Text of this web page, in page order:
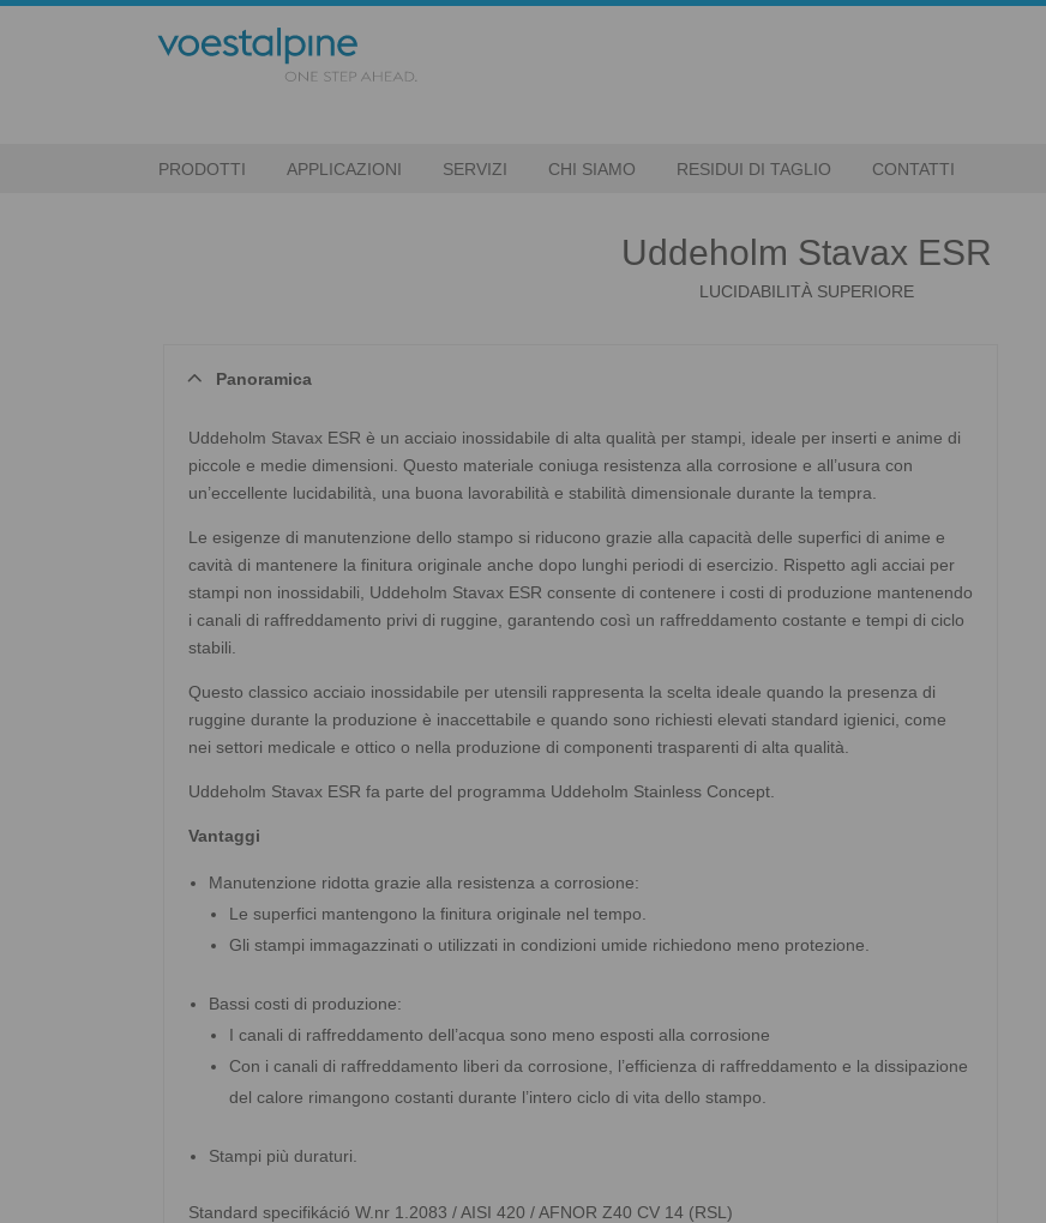
PRODOTTI APPLICAZIONI SERVIZI CHI SIAMO RESIDUI DI TAGLIO CONTATTI
Uddeholm Stavax ESR
LUCIDABILITÀ SUPERIORE
Panoramica
Uddeholm Stavax ESR è un acciaio inossidabile di alta qualità per stampi, ideale per inserti e anime di
piccole e medie dimensioni. Questo materiale coniuga resistenza alla corrosione e all’usura con
un’eccellente lucidabilità, una buona lavorabilità e stabilità dimensionale durante la tempra.
Le esigenze di manutenzione dello stampo si riducono grazie alla capacità delle superfici di anime e
cavità di mantenere la finitura originale anche dopo lunghi periodi di esercizio. Rispetto agli acciai per
stampi non inossidabili, Uddeholm Stavax ESR consente di contenere i costi di produzione mantenendo
i canali di raffreddamento privi di ruggine, garantendo così un raffreddamento costante e tempi di ciclo
stabili.
Questo classico acciaio inossidabile per utensili rappresenta la scelta ideale quando la presenza di
ruggine durante la produzione è inaccettabile e quando sono richiesti elevati standard igienici, come
nei settori medicale e ottico o nella produzione di componenti trasparenti di alta qualità.
Uddeholm Stavax ESR fa parte del programma Uddeholm Stainless Concept.
Vantaggi
Manutenzione ridotta grazie alla resistenza a corrosione:
Le superfici mantengono la finitura originale nel tempo.
Gli stampi immagazzinati o utilizzati in condizioni umide richiedono meno protezione.
Bassi costi di produzione:
I canali di raffreddamento dell’acqua sono meno esposti alla corrosione
Con i canali di raffreddamento liberi da corrosione, l’efficienza di raffreddamento e la dissipazione
del calore rimangono costanti durante l’intero ciclo di vita dello stampo.
Stampi più duraturi.
Standard specifikáció W.nr 1.2083 / AISI 420 / AFNOR Z40 CV 14 (RSL)